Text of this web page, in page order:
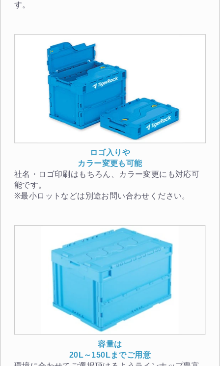
す。
ロゴ入りや
カラー変更も可能
社名・ロゴ印刷はもちろん、カラー変更にも対応可
能です。
※最小ロットなどは別途お問い合わせください。
容量は
20L～150Lまでご用意